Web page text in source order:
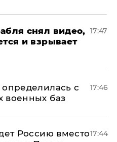
снял видео,
и взрывает
17:47
с
военных баз
17:46
Россию вместо17:44